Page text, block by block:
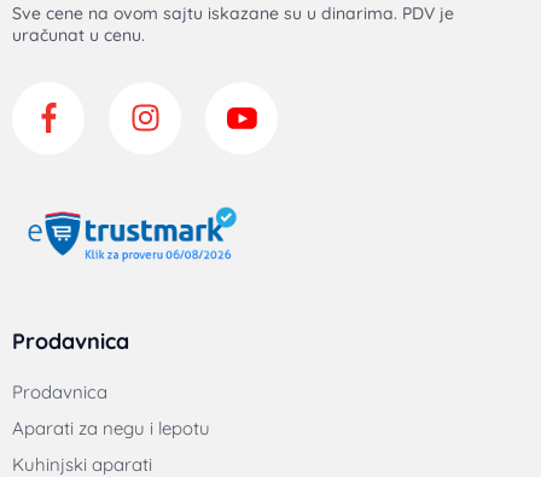
Sve cene na ovom sajtu iskazane su u dinarima. PDV je
uračunat u cenu.
Prodavnica
Prodavnica
Aparati za negu i lepotu
Kuhinjski aparati